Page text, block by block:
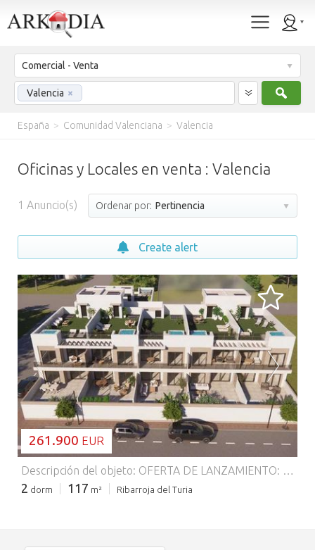
Comercial - Venta
Valencia ×
España > Comunidad Valenciana > Valencia
Oficinas y Locales en venta : Valencia
1 Anuncio(s) Ordenar por: Pertinencia
Create alert
CARGANDO...
261.900 EUR
Descripción del objeto: OFERTA DE LANZAMIENTO: JACUZZI GRATIS Maravillosos bungalows bajos que constan de una superficie construida de unas 117 m² - 122 m² (incluyendo terrazas) con 2 dormitorios, 2 baños (1 en-suite), 1 salón / comedor con cocina moderna y 1 terraza (a unos 43 m² - 46 m²). Pequeño complejo en que se construyen 14 bungalows en estilo moderno utilizando materiales de alta calidad. Es posible instalar un jacuzzi. Equipamiento adicional: Las calidades y acabados de serie de esta obra nueva son excelentes: todas las viviendas incluyen ventanas en aluminio con doble acristalamiento, puertas de seguridad, cocinas amuebladas con electrodomésticos, persianas motorizadas, baños con muebles, espejo, mampara de ducha y calefacción por suelo radiante, pre-instalación de aire acondicionado y armarios empotrados en dormitorios. Ubicación de casa/solar: El complejo pequeño se encuentro rodeado de un atractivo paisaje al lado del Golf Resort Vistabella Golf, a tan sólo 20 minutos del mar. En el complejo de golf se puede hacer la compra diaria - hay un supermercado, una farmacia y bares y restaurantes - y todos los otros servicios se puede encontrar en Los Montesinos, San Miguel de Salinas, Orihuela y en Torrevieja. Y el complejo está situado a tan sólo 35 minutos del aeropuerto internacional de Alicante. Cuando alguien entra por primera vez a Vistabella Golf siente algo especial. Siente el cuidado y el mimo dedicados a su recorrido donde cada detalle se convierte en un elemento indispensable. La integración de la naturaleza y el uso responsable de sus recursos, hacen de Vistabella Golf algo más que un campo logrando un paisaje único con más de 34 hectáreas plagadas de especies autóctonas de árboles y arbustos mediterráneos. Entre ellos destacan tres majestuosos pinos que son nuestro símbolo y referente visibles desde prácticamente cualquier lugar de Vistabella Golf. El profesional del golf Manuel Piñero (ex-campeón del mundo) ha conseguido diseñar un recorrido realmente interesante, pensando para que lo puedan disfrutar tanto los profesionales más exigentes como los aficionados que quieren empezar a divertirse con este deporte. Manuel Piñero cuenta con un excelente palmares en sus más de 30 años de experiencia en un mundo de golf y en Vistabella Golf aporta los criterios obtenidos en más de 500 de los mejores campos del mundo en los que ha competido exitosamente como profesional. Otros: Calificación energética está pendiente.
2 dorm 117 m² Ribarroja del Turia